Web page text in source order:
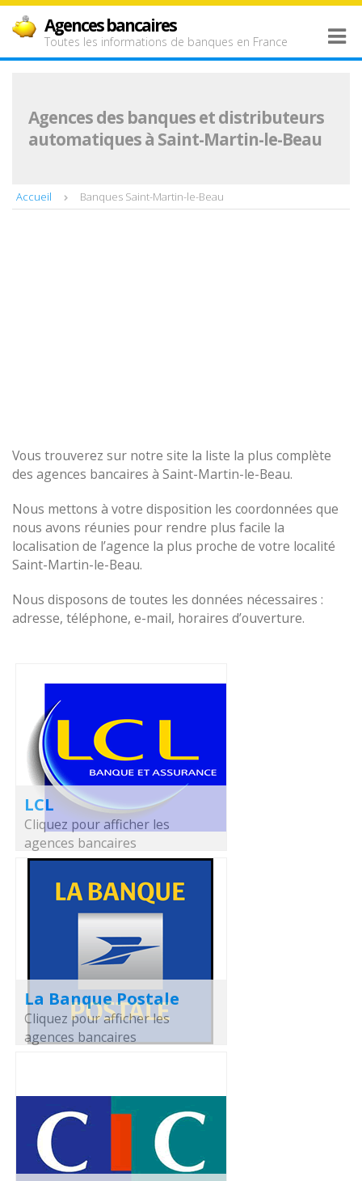
Agences bancaires
Toutes les informations de banques en France
Agences des banques et distributeurs
automatiques à Saint-Martin-le-Beau
Accueil Banques Saint-Martin-le-Beau
Vous trouverez sur notre site la liste la plus complète
des agences bancaires à Saint-Martin-le-Beau.
Nous mettons à votre disposition les coordonnées que
nous avons réunies pour rendre plus facile la
localisation de l’agence la plus proche de votre localité
Saint-Martin-le-Beau.
Nous disposons de toutes les données nécessaires :
adresse, téléphone, e-mail, horaires d’ouverture.
LCL
Cliquez pour afficher les
agences bancaires
La Banque Postale
Cliquez pour afficher les
agences bancaires